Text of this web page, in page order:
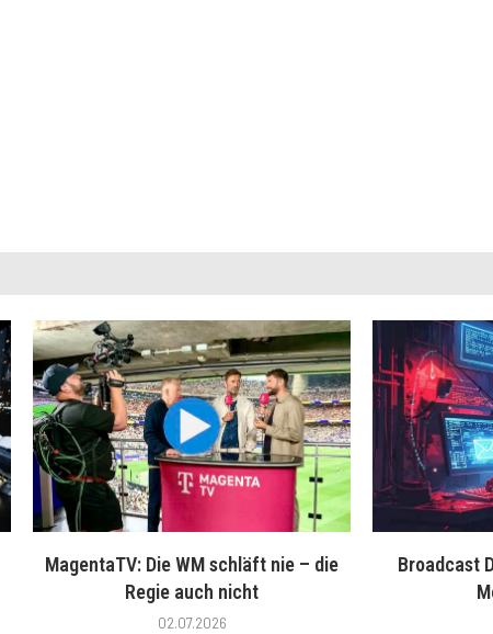
MagentaTV: Die WM schläft nie – die
Regie auch nicht
02.07.2026
Broadcast